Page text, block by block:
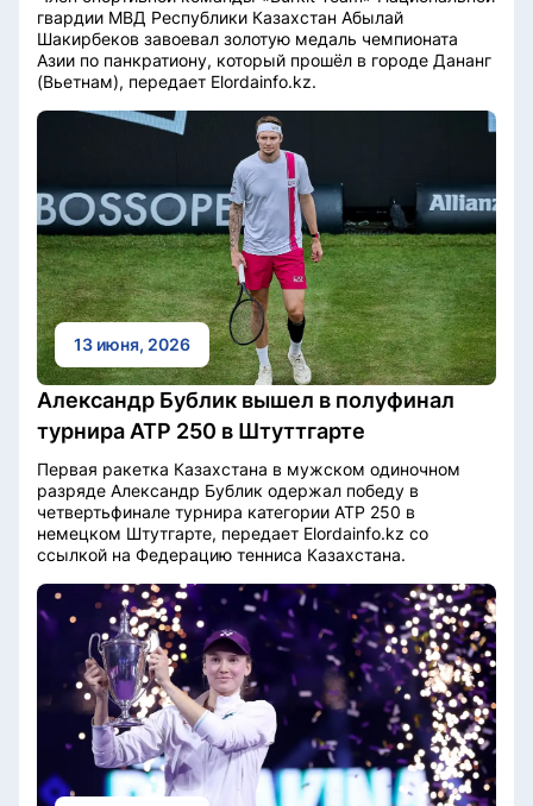
гвардии МВД Республики Казахстан Абылай
Шакирбеков завоевал золотую медаль чемпионата
Азии по панкратиону, который прошёл в городе Дананг
(Вьетнам), передает Elordainfo.kz.
13 июня, 2026
Александр Бублик вышел в полуфинал
турнира ATP 250 в Штуттгарте
Первая ракетка Казахстана в мужском одиночном
разряде Александр Бублик одержал победу в
четвертьфинале турнира категории ATP 250 в
немецком Штутгарте, передает Elordainfo.kz со
ссылкой на Федерацию тенниса Казахстана.